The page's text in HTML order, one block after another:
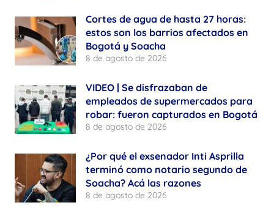
Cortes de agua de hasta 27 horas:
estos son los barrios afectados en
Bogotá y Soacha
8 de agosto de 2026
VIDEO | Se disfrazaban de
empleados de supermercados para
robar: fueron capturados en Bogotá
8 de agosto de 2026
¿Por qué el exsenador Inti Asprilla
terminó como notario segundo de
Soacha? Acá las razones
8 de agosto de 2026